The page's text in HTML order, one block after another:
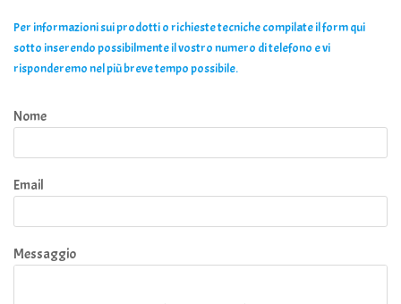
Per informazioni sui prodotti o richieste tecniche compilate il form qui
sotto inserendo possibilmente il vostro numero di telefono e vi
risponderemo nel più breve tempo possibile.
Nome
Email
Messaggio